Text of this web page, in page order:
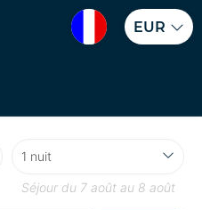
EUR
Séjour du 7 août au 8 août